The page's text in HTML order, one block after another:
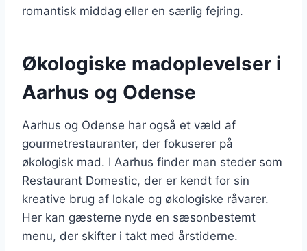
romantisk middag eller en særlig fejring.
Økologiske madoplevelser i
Aarhus og Odense
Aarhus og Odense har også et væld af
gourmetrestauranter, der fokuserer på
økologisk mad. I Aarhus finder man steder som
Restaurant Domestic, der er kendt for sin
kreative brug af lokale og økologiske råvarer.
Her kan gæsterne nyde en sæsonbestemt
menu, der skifter i takt med årstiderne.